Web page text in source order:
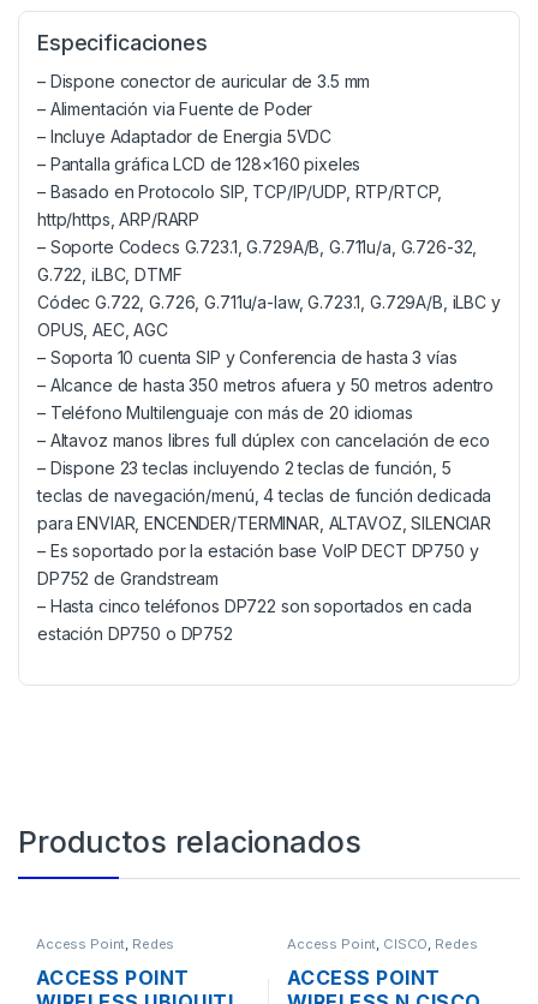
Especificaciones
– Dispone conector de auricular de 3.5 mm
– Alimentación via Fuente de Poder
– Incluye Adaptador de Energia 5VDC
– Pantalla gráfica LCD de 128×160 pixeles
– Basado en Protocolo SIP, TCP/IP/UDP, RTP/RTCP,
http/https, ARP/RARP
– Soporte Codecs G.723.1, G.729A/B, G.711u/a, G.726-32,
G.722, iLBC, DTMF
Códec G.722, G.726, G.711u/a-law, G.723.1, G.729A/B, iLBC y
OPUS, AEC, AGC
– Soporta 10 cuenta SIP y Conferencia de hasta 3 vías
– Alcance de hasta 350 metros afuera y 50 metros adentro
– Teléfono Multilenguaje con más de 20 idiomas
– Altavoz manos libres full dúplex con cancelación de eco
– Dispone 23 teclas incluyendo 2 teclas de función, 5
teclas de navegación/menú, 4 teclas de función dedicada
para ENVIAR, ENCENDER/TERMINAR, ALTAVOZ, SILENCIAR
– Es soportado por la estación base VoIP DECT DP750 y
DP752 de Grandstream
– Hasta cinco teléfonos DP722 son soportados en cada
estación DP750 o DP752
Productos relacionados
Access Point, Redes
ACCESS POINT
Access Point, CISCO, Redes
ACCESS POINT